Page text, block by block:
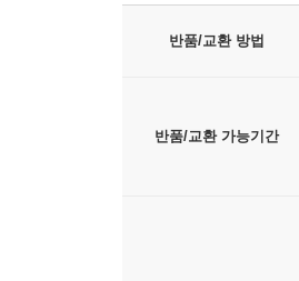
반품/교환 방법
반품/교환 가능기간